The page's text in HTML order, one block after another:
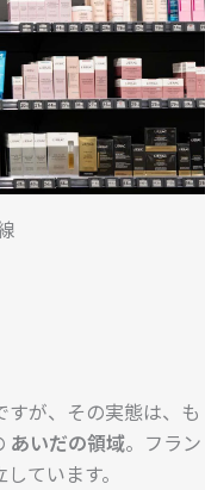
が、その実態は、も
あいだの領域。フラン
ています。